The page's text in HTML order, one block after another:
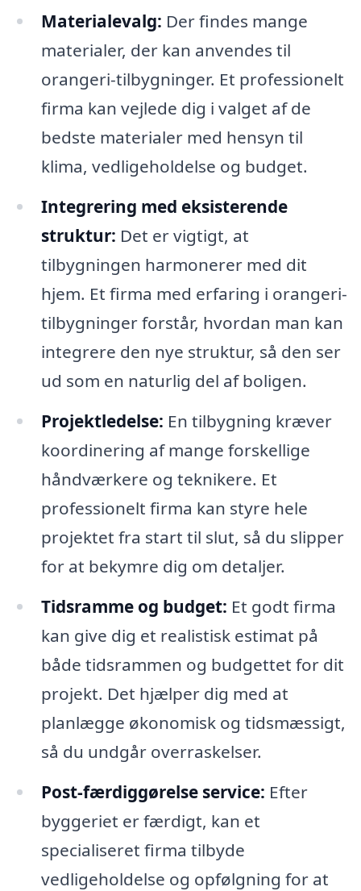
Materialevalg: Der findes mange
materialer, der kan anvendes til
orangeri-tilbygninger. Et professionelt
firma kan vejlede dig i valget af de
bedste materialer med hensyn til
klima, vedligeholdelse og budget.
Integrering med eksisterende
struktur: Det er vigtigt, at
tilbygningen harmonerer med dit
hjem. Et firma med erfaring i orangeri-
tilbygninger forstår, hvordan man kan
integrere den nye struktur, så den ser
ud som en naturlig del af boligen.
Projektledelse: En tilbygning kræver
koordinering af mange forskellige
håndværkere og teknikere. Et
professionelt firma kan styre hele
projektet fra start til slut, så du slipper
for at bekymre dig om detaljer.
Tidsramme og budget: Et godt firma
kan give dig et realistisk estimat på
både tidsrammen og budgettet for dit
projekt. Det hjælper dig med at
planlægge økonomisk og tidsmæssigt,
så du undgår overraskelser.
Post-færdiggørelse service: Efter
byggeriet er færdigt, kan et
specialiseret firma tilbyde
vedligeholdelse og opfølgning for at